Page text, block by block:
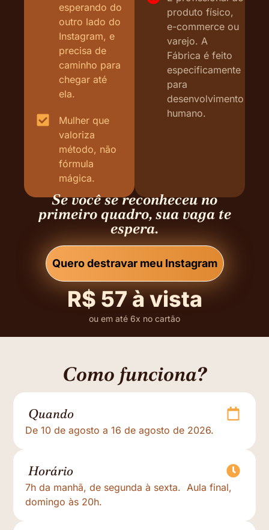
esperando do
outro lado do
Instagram, e
precisa de
caminho para
chegar até
ela.
Mulher que
valoriza
método, não
fórmula
mágica.
produto físico,
e-commerce ou
varejo. A
Fábrica é feito
especificamente
para
desenvolvimento
humano.
Se você se reconheceu no
primeiro quadro, sua vaga te
espera.
Quero destravar meu Instagram
R$ 57 à vista
ou em até 6x no cartão
Como funciona?
Quando
De 10 de agosto a 16 de agosto de 2026.
Horário
7h da manhã, de segunda à sexta. Aula final,
domingo às 20h.